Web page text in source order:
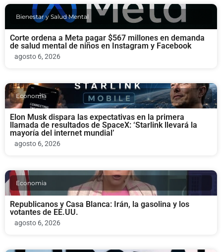
Bienestar y Salud Mental
Corte ordena a Meta pagar $567 millones en demanda
de salud mental de niños en Instagram y Facebook
agosto 6, 2026
Economia
Elon Musk dispara las expectativas en la primera
llamada de resultados de SpaceX: ‘Starlink llevará la
mayoría del internet mundial’
agosto 6, 2026
Economia
Republicanos y Casa Blanca: Irán, la gasolina y los
votantes de EE.UU.
agosto 6, 2026